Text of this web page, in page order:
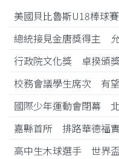
美國貝比魯斯U18棒球
總統接見金唐獎得主
行政院文化獎 卓揆頒
校務會議學生席次 有
國際少年運動會閉幕
嘉縣首所 排路華德福
高中生木球選手 世界